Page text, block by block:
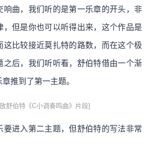
响曲，我们听的是第一乐章的开头，非
，但是你也可以听得出来，这个作品是
这比较接近莫扎特的路数，而在这个极
之后，我们听听看，舒伯特借由一个渐
推到了第一主题。
舒伯特《C小调奏鸣曲》片段]
要进入第二主题，但舒伯特的写法非常